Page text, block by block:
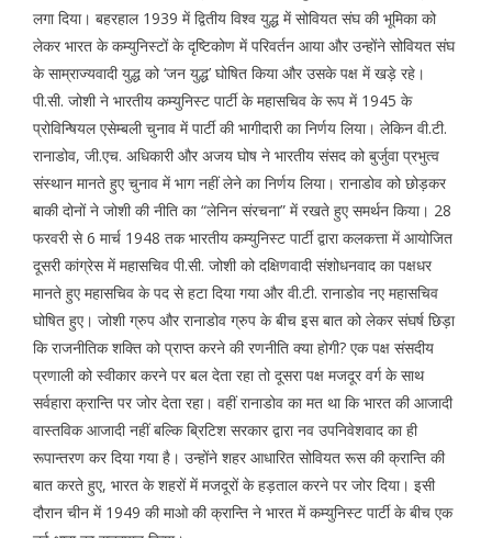
लगा दिया। बहरहाल 1939 में द्वितीय विश्व युद्ध में सोवियत संघ की भूमिका को
लेकर भारत के कम्युनिस्टों के दृष्टिकोण में परिवर्तन आया और उन्होंने सोवियत संघ
के साम्राज्यवादी युद्ध को ‘जन युद्ध’ घोषित किया और उसके पक्ष में खड़े रहे।
पी.सी. जोशी ने भारतीय कम्युनिस्ट पार्टी के महासचिव के रूप में 1945 के
प्रोविन्षियल एसेम्बली चुनाव में पार्टी की भागीदारी का निर्णय लिया। लेकिन वी.टी.
रानाडोव, जी.एच. अधिकारी और अजय घोष ने भारतीय संसद को बुर्जुवा प्रभुत्व
संस्थान मानते हुए चुनाव में भाग नहीं लेने का निर्णय लिया। रानाडोव को छोड़कर
बाकी दोनों ने जोशी की नीति का “लेनिन संरचना” में रखते हुए समर्थन किया। 28
फरवरी से 6 मार्च 1948 तक भारतीय कम्युनिस्ट पार्टी द्वारा कलकत्ता में आयोजित
दूसरी कांग्रेस में महासचिव पी.सी. जोशी को दक्षिणवादी संशोधनवाद का पक्षधर
मानते हुए महासचिव के पद से हटा दिया गया और वी.टी. रानाडोव नए महासचिव
घोषित हुए। जोशी ग्रुप और रानाडोव ग्रुप के बीच इस बात को लेकर संघर्ष छिड़ा
कि राजनीतिक शक्ति को प्राप्त करने की रणनीति क्या होगी? एक पक्ष संसदीय
प्रणाली को स्वीकार करने पर बल देता रहा तो दूसरा पक्ष मजदूर वर्ग के साथ
सर्वहारा क्रान्ति पर जोर देता रहा। वहीं रानाडोव का मत था कि भारत की आजादी
वास्तविक आजादी नहीं बल्कि ब्रिटिश सरकार द्वारा नव उपनिवेशवाद का ही
रूपान्तरण कर दिया गया है। उन्होंने शहर आधारित सोवियत रूस की क्रान्ति की
बात करते हुए, भारत के शहरों में मजदूरों के हड़ताल करने पर जोर दिया। इसी
दौरान चीन में 1949 की माओ की क्रान्ति ने भारत में कम्युनिस्ट पार्टी के बीच एक